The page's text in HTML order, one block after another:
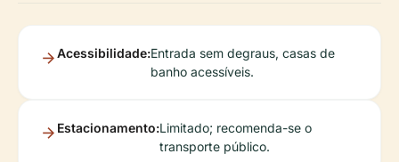
Acessibilidade:Entrada sem degraus, casas de
banho acessíveis.
Estacionamento:Limitado; recomenda-se o
transporte público.